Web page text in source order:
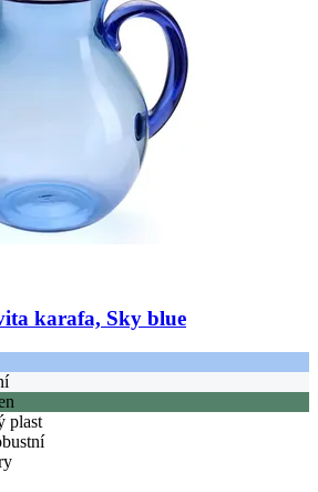
karafa, Sky blue
plast